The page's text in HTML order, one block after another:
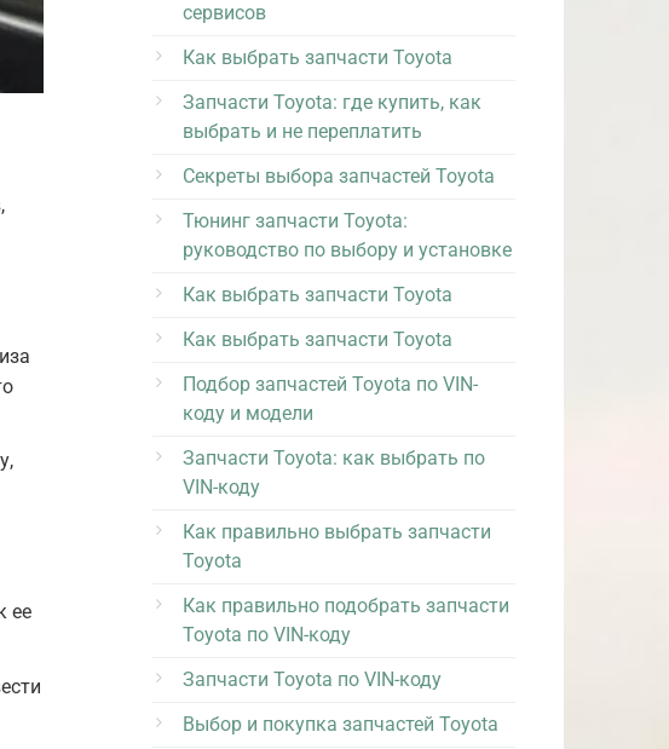
ее
сервисов
Как выбрать запчасти Toyota
Запчасти Toyota: где купить, как
выбрать и не переплатить
Секреты выбора запчастей Toyota
Тюнинг запчасти Toyota:
руководство по выбору и установке
Как выбрать запчасти Toyota
Как выбрать запчасти Toyota
Подбор запчастей Toyota по VIN-
коду и модели
Запчасти Toyota: как выбрать по
VIN-коду
Как правильно выбрать запчасти
Toyota
Как правильно подобрать запчасти
Toyota по VIN-коду
Запчасти Toyota по VIN-коду
Выбор и покупка запчастей Toyota